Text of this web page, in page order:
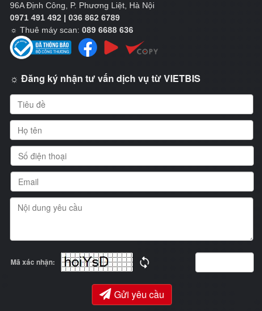
96A Định Công, P. Phương Liệt, Hà Nội
0971 491 492 | 036 862 6789
☼ Thuê máy scan: 089 6688 636
☼ Đăng ký nhận tư vấn dịch vụ từ VIETBIS
Mã xác nhận:
Gửi yêu cầu